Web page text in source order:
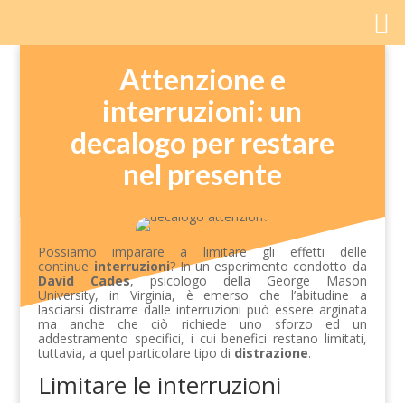
Attenzione e
interruzioni: un
decalogo per restare
nel presente
Possiamo imparare a limitare gli effetti delle
continue interruzioni? In un esperimento condotto da
David Cades, psicologo della George Mason
University, in Virginia, è emerso che l’abitudine a
lasciarsi distrarre dalle interruzioni può essere arginata
ma anche che ciò richiede uno sforzo ed un
addestramento specifici, i cui benefici restano limitati,
tuttavia, a quel particolare tipo di distrazione.
Limitare le interruzioni